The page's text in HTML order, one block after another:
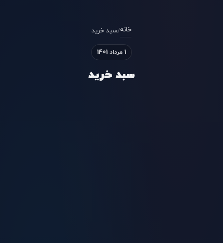
خانه/سبد خرید
1 مرداد 1401
سبد خرید